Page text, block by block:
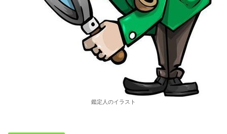
鑑定人のイラスト